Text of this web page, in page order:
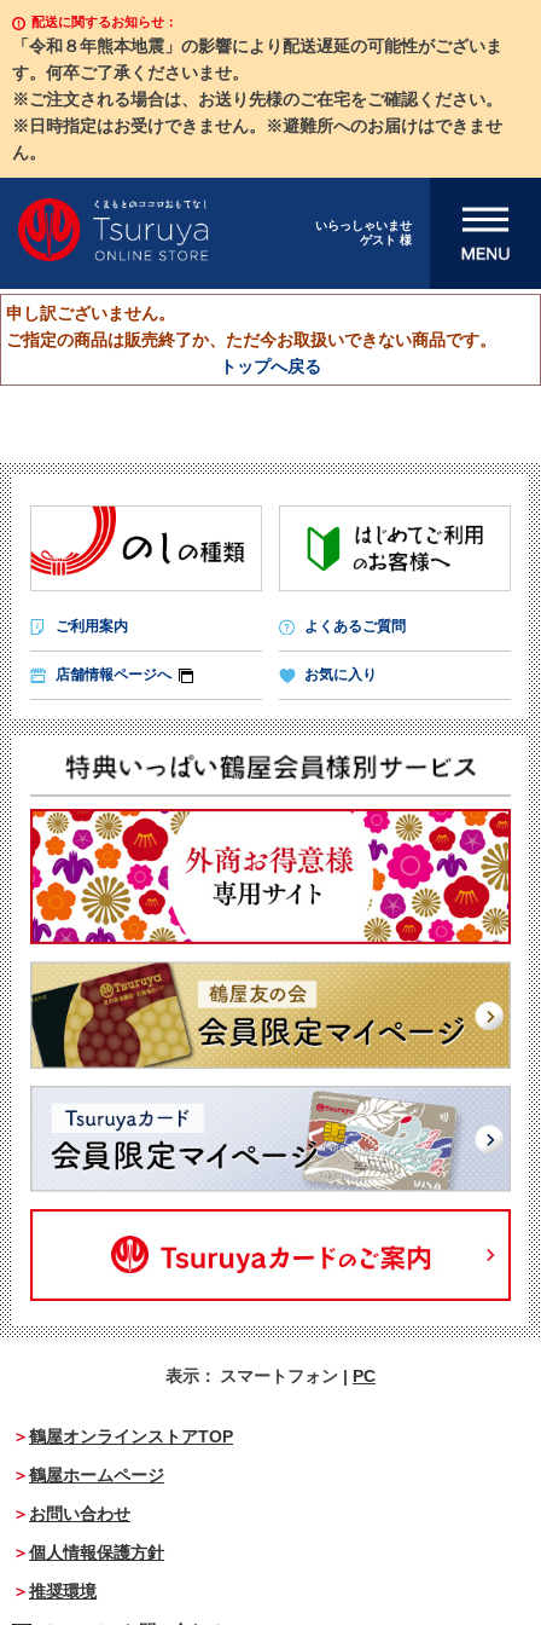
配送に関するお知らせ：
「令和８年熊本地震」の影響により配送遅延の可能性がございま
す。何卒ご了承くださいませ。
※ご注文される場合は、お送り先様のご在宅をご確認ください。
※日時指定はお受けできません。※避難所へのお届けはできませ
ん。
いらっしゃいませ
ゲスト 様
メニューを開
申し訳ございません。
ご指定の商品は販売終了か、ただ今お取扱いできない商品です。
トップへ戻る
ご利用案内 よくあるご質問
店舗情報ページへ お気に入り
表示： スマートフォン | PC
鶴屋オンラインストアTOP
鶴屋ホームページ
お問い合わせ
個人情報保護方針
推奨環境